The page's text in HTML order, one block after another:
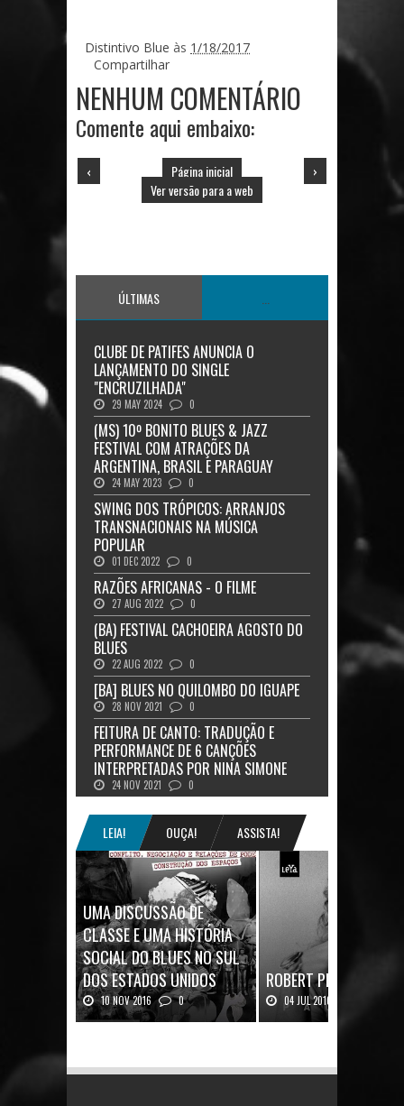
Distintivo Blue às 1/18/2017
Compartilhar
NENHUM COMENTÁRIO
Comente aqui embaixo:
‹ ›
Página inicial
Ver versão para a web
ÚLTIMAS
CLUBE DE PATIFES ANUNCIA O
LANÇAMENTO DO SINGLE
"ENCRUZILHADA"
29 MAY 2024 0
(MS) 10º BONITO BLUES & JAZZ
FESTIVAL COM ATRAÇÕES DA
ARGENTINA, BRASIL E PARAGUAY
24 MAY 2023 0
SWING DOS TRÓPICOS: ARRANJOS
TRANSNACIONAIS NA MÚSICA
POPULAR
01 DEC 2022 0
RAZÕES AFRICANAS - O FILME
27 AUG 2022 0
(BA) FESTIVAL CACHOEIRA AGOSTO DO
BLUES
22 AUG 2022 0
[BA] BLUES NO QUILOMBO DO IGUAPE
28 NOV 2021 0
FEITURA DE CANTO: TRADUÇÃO E
PERFORMANCE DE 6 CANÇÕES
INTERPRETADAS POR NINA SIMONE
24 NOV 2021 0
LEIA! OUÇA! ASSISTA!
UMA DISCUSSÃO DE
CLASSE E UMA HISTÓRIA
SOCIAL DO BLUES NO SUL
DOS ESTADOS UNIDOS
10 NOV 2016 0
Mais uma ótima oportunidade de
ROBERT PLANT: UMA
04 JUL 2016
Robert Plant, o vocalista do